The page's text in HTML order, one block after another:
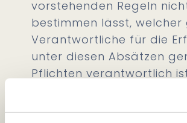
vorstehenden Regeln
bestimmen lässt, welcher
Verantwortliche für die
unter diesen Absätzen
Pflichten verantwortlich